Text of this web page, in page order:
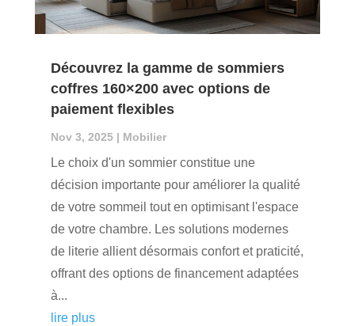
Découvrez la gamme de sommiers
coffres 160×200 avec options de
paiement flexibles
Nov 3, 2025| Mobilier
Le choix d'un sommier constitue une
décision importante pour améliorer la qualité
de votre sommeil tout en optimisant l'espace
de votre chambre. Les solutions modernes
de literie allient désormais confort et praticité,
offrant des options de financement adaptées
à...
lire plus